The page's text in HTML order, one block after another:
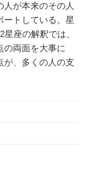
が本来のその人
ートしている。星
座の解釈では、
の両面を大事に
が、多くの人の支